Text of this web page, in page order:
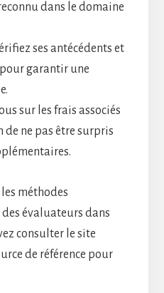
dans le domaine
ses antécédents et
garantir une
sur les frais associés
ne pas être surpris
méthodes
évaluateurs dans
consulter le site
de référence pour